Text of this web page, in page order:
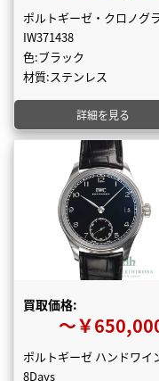
ポルトギーゼ・クロノグ
IW371438
色:ブラック
材質:ステンレス
詳細を見る
買取価格:
〜￥
ポルトギーゼ ハンドワイ
8Days